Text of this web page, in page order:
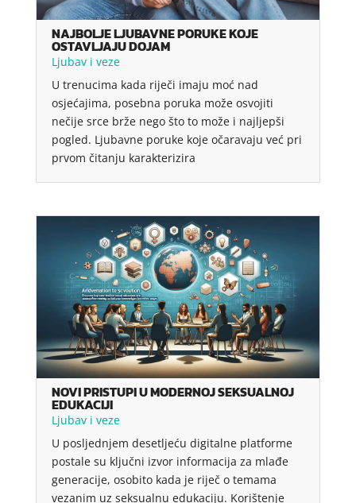
NAJBOLJE LJUBAVNE PORUKE KOJE
OSTAVLJAJU DOJAM
Ljubav i veze
U trenucima kada riječi imaju moć nad
osjećajima, posebna poruka može osvojiti
nečije srce brže nego što to može i najljepši
pogled. Ljubavne poruke koje očaravaju već pri
prvom čitanju karakterizira
NOVI PRISTUPI U MODERNOJ SEKSUALNOJ
EDUKACIJI
Ljubav i veze
U posljednjem desetljeću digitalne platforme
postale su ključni izvor informacija za mlađe
generacije, osobito kada je riječ o temama
vezanim uz seksualnu edukaciju. Korištenje